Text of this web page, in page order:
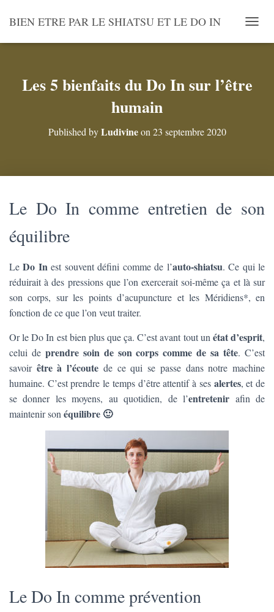
BIEN ETRE PAR LE SHIATSU ET LE DO IN
U
R
N
A
A
I
O
Les 5 bienfaits du Do In sur l’être
humain
Published byLudivineon 23 septembre 2020
Le Do In comme entretien de son
équilibre
LeDo In est souvent défini comme de l’auto-shiatsu. Ce qui le
réduirait à des pressions que l’on exercerait soi-même ça et là sur
son corps, sur les points d’acupuncture et les Méridiens*, en
fonction de ce que l’on veut traiter.
Or le Do In est bien plus que ça. C’est avant tout un état d’esprit,
celui de prendre soin de son corps comme de sa tête. C’est
savoir être à l’écoute de ce qui se passe dans notre machine
humaine. C’est prendre le temps d’être attentif à ses alertes, et de
se donner les moyens, au quotidien, de l’entretenir afin de
maintenir son équilibre 🙂
Le Do In comme prévention